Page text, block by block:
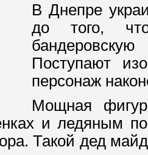
В Днепре
до того,
Поступают
персонаж
Мощная
и ледяным
Такой дед